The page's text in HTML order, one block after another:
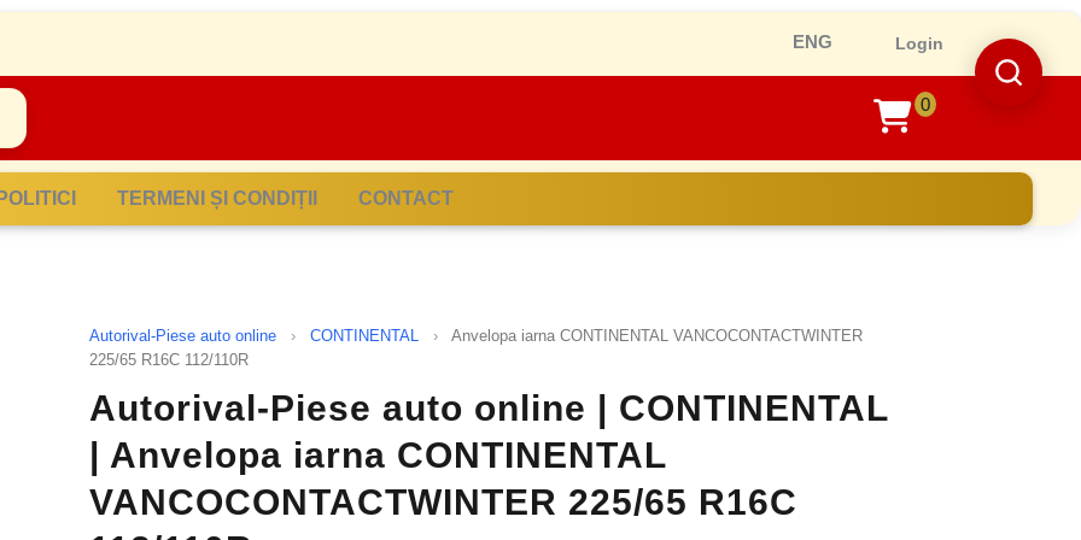
Login
shopping
cart
0
POLITICI TERMENI ȘI CONDIȚII CONTACT
Autorival-Piese auto online › CONTINENTAL ›
Anvelopa iarna CONTINENTAL VANCOCONTACTWINTER
225/65 R16C 112/110R
Autorival-Piese auto online | CONTINENTAL
| Anvelopa iarna CONTINENTAL
VANCOCONTACTWINTER 225/65 R16C